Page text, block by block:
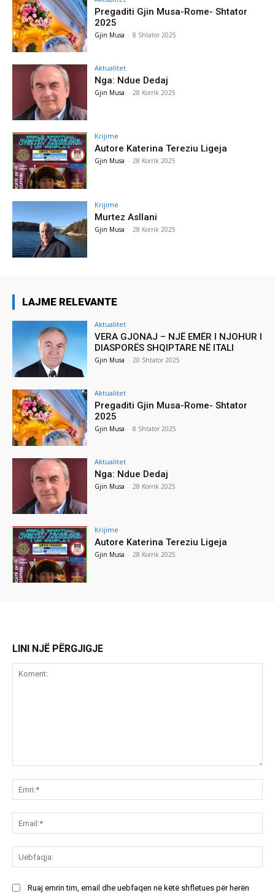
Pregaditi Gjin Musa-Rome- Shtator
2025
Gjin Musa - 8 Shtator 2025
Aktualitet
Nga: Ndue Dedaj
Gjin Musa - 28 Korrik 2025
Krijime
Autore Katerina Tereziu Ligeja
Gjin Musa - 28 Korrik 2025
Krijime
Murtez Asllani
Gjin Musa - 28 Korrik 2025
LAJME RELEVANTE
Aktualitet
VERA GJONAJ – NJË EMËR I NJOHUR I
DIASPORËS SHQIPTARE NË ITALI
Gjin Musa - 20 Shtator 2025
Aktualitet
Pregaditi Gjin Musa-Rome- Shtator
2025
Gjin Musa - 8 Shtator 2025
Aktualitet
Nga: Ndue Dedaj
Gjin Musa - 28 Korrik 2025
Krijime
Autore Katerina Tereziu Ligeja
Gjin Musa - 28 Korrik 2025
LINI NJË PËRGJIGJE
Ruaj emrin tim, email dhe uebfaqen në këtë shfletues për herën